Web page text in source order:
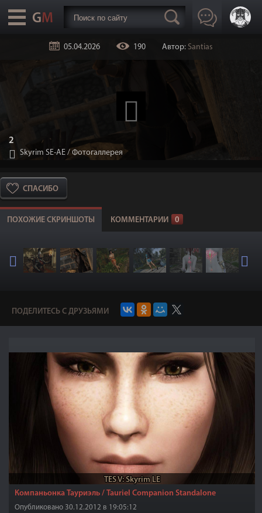
05.04.2026 190 Автор: Santias
2
Skyrim SE-АЕ / Фотогаллерея
СПАСИБО
ПОХОЖИЕ СКРИНШОТЫ КОММЕНТАРИИ 0
ПОДЕЛИТЕСЬ С ДРУЗЬЯМИ
TES V: Skyrim LE
Компаньонка Тауриэль / Tauriel Companion Standalone
Опубликовано 30.12.2012 в 19:05:12